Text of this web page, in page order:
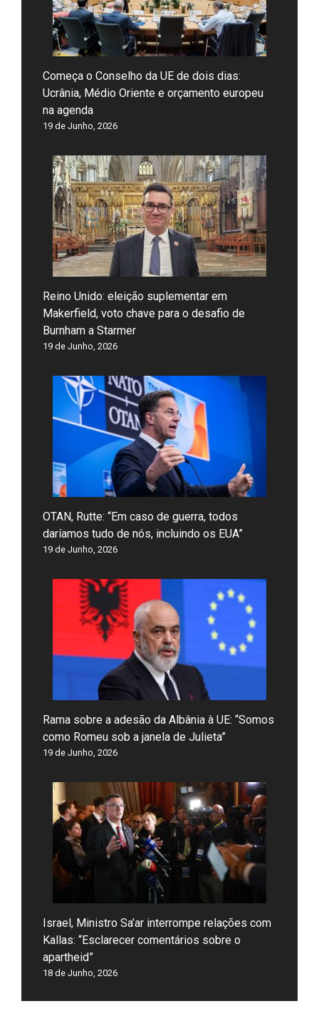
Começa o Conselho da UE de dois dias:
Ucrânia, Médio Oriente e orçamento europeu
na agenda
19 de Junho, 2026
Reino Unido: eleição suplementar em
Makerfield, voto chave para o desafio de
Burnham a Starmer
19 de Junho, 2026
OTAN, Rutte: “Em caso de guerra, todos
daríamos tudo de nós, incluindo os EUA”
19 de Junho, 2026
Rama sobre a adesão da Albânia à UE: “Somos
como Romeu sob a janela de Julieta”
19 de Junho, 2026
Israel, Ministro Sa’ar interrompe relações com
Kallas: “Esclarecer comentários sobre o
apartheid”
18 de Junho, 2026